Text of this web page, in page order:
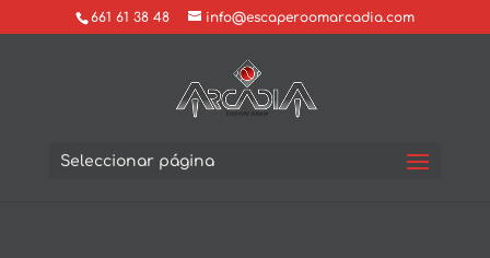
661 61 38 48 info@escaperoomarcadia.com
Seleccionar página